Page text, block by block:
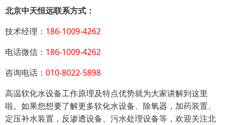
北京中天恒远联系方式：
技术经理： 186-1009-4262
电话微信： 186-1009-4262
咨询电话： 010-8022-5898
高温软化水设备工作原理及特点优势就为大家讲解到这里
啦。如果您想要了解更多软化水设备、除氧器，加药装置、
定压补水装置，反渗透设备、污水处理设备等，欢迎关注北